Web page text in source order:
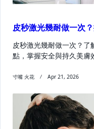
皮秒激光幾耐做一次
皮秒激光幾耐做一次？
點，掌握安全與持久美膚
寸嘴 火花 Apr 21, 2026